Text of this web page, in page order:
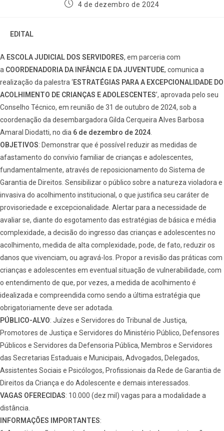
4 de dezembro de 2024
EDITAL
A ESCOLA JUDICIAL DOS SERVIDORES, em parceria com
a COORDENADORIA DA INFÂNCIA E DA JUVENTUDE, comunica a
realização da palestra ‘ESTRATÉGIAS PARA A EXCEPCIONALIDADE DO
ACOLHIMENTO DE CRIANÇAS E ADOLESCENTES’, aprovada pelo seu
Conselho Técnico, em reunião de 31 de outubro de 2024, sob a
coordenação da desembargadora Gilda Cerqueira Alves Barbosa
Amaral Diodatti, no dia 6 de dezembro de 2024
OBJETIVOS: Demonstrar que é possível reduzir as medidas de
afastamento do convívio familiar de crianças e adolescentes,
fundamentalmente, através de reposicionamento do Sistema de
Garantia de Direitos. Sensibilizar o público sobre a natureza violadora e
invasiva do acolhimento institucional, o que justifica seu caráter de
provisoriedade e excepcionalidade. Alertar para a necessidade de
avaliar se, diante do esgotamento das estratégias de básica e média
complexidade, a decisão do ingresso das crianças e adolescentes no
acolhimento, medida de alta complexidade, pode, de fato, reduzir os
danos que vivenciam, ou agravá-los. Propor a revisão das práticas com
crianças e adolescentes em eventual situação de vulnerabilidade, com
o entendimento de que, por vezes, a medida de acolhimento é
idealizada e compreendida como sendo a última estratégia que
obrigatoriamente deve ser adotada.
PÚBLICO-ALVO: Juízes e Servidores do Tribunal de Justiça,
Promotores de Justiça e Servidores do Ministério Público, Defensores
Públicos e Servidores da Defensoria Pública, Membros e Servidores
das Secretarias Estaduais e Municipais, Advogados, Delegados,
Assistentes Sociais e Psicólogos, Profissionais da Rede de Garantia de
Direitos da Criança e do Adolescente e demais interessados.
VAGAS OFERECIDAS: 10.000 (dez mil) vagas para a modalidade a
distância.
INFORMAÇÕES IMPORTANTES: